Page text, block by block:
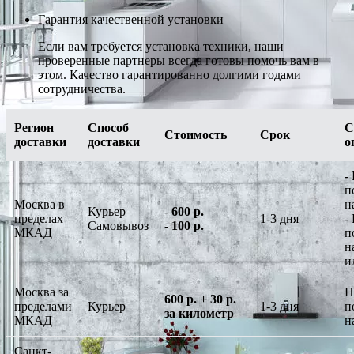
Гарантия качественной установки
Если вам требуется установка техники, наши
проверенные партнеры всегда готовы помочь вам в
этом. Качество гарантированно долгими годами
сотрудничества.
Регион
доставки
Способ
доставки
Стоимость Срок
Москва в
пределах
МКАД
Курьер
Самовывоз
-600 р.
-100 р.
1-3 дня
-
-
Москва за
пределами
МКАД
Курьер
600 р. + 30 р.
за километр
1-3 дня
Санкт-